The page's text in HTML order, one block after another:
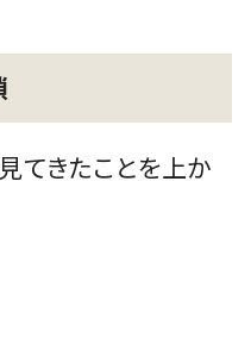
てきたことを上か